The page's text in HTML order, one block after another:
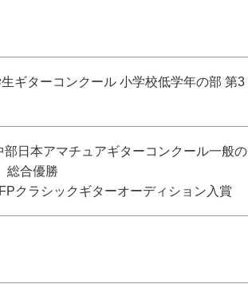
ギターコンクール 小学校低学年の部 第3
部日本アマチュアギターコンクール一般の
総合優勝
クラシックギターオーディション入賞